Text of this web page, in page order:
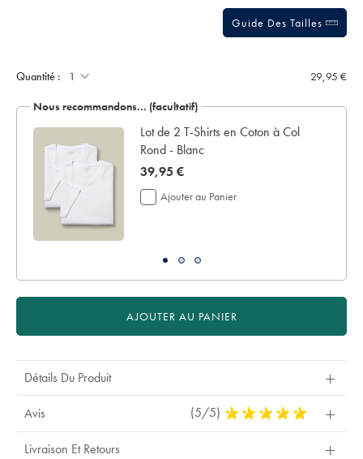
Guide Des Tailles
écrin
de
Quantité : 29,95 €
Nous recommandons… (facultatif)
Lot de 2 T-Shirts en Coton à Col
Rond - Blanc
now
39,95
€
39,95 €
Ajouter au Panier
AJOUTER AU PANIER
Détails Du Produit
Avis (5/5) 5
Livraison Et Retours